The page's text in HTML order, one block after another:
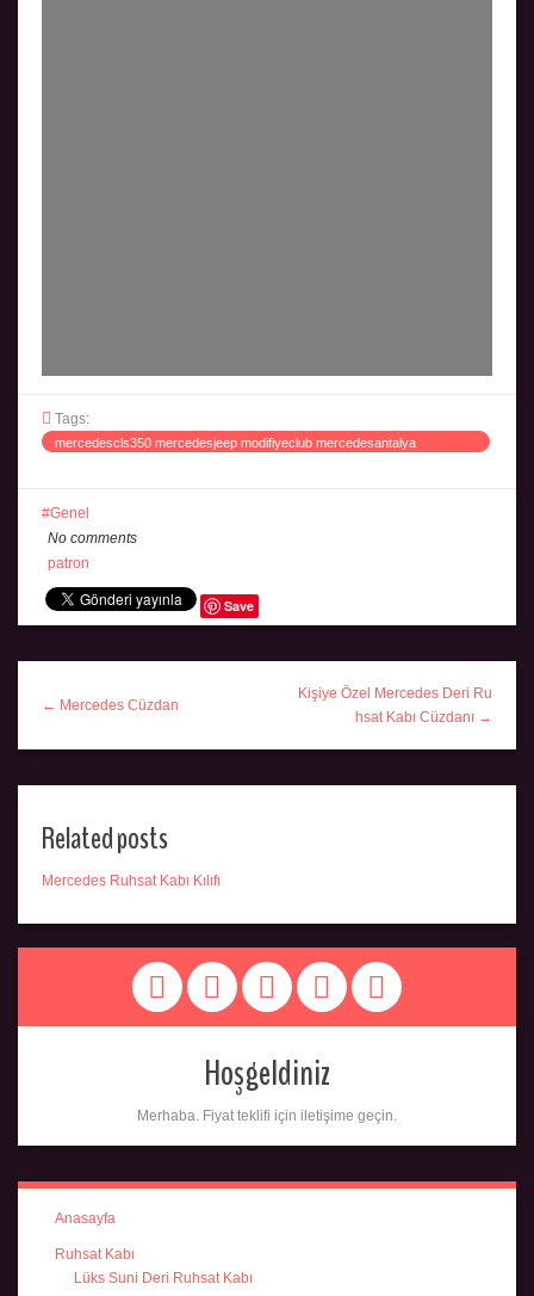
Tags:
mercedescls350 mercedesjeep modifiyeclub mercedesantalya
Genel
No comments
patron
Save
← Mercedes Cüzdan
Kişiye Özel Mercedes Deri Ru
hsat Kabı Cüzdanı →
Related posts
Mercedes Ruhsat Kabı Kılıfı
Hoşgeldiniz
Merhaba. Fiyat teklifi için iletişime geçin.
Anasayfa
Ruhsat Kabı
Lüks Suni Deri Ruhsat Kabı